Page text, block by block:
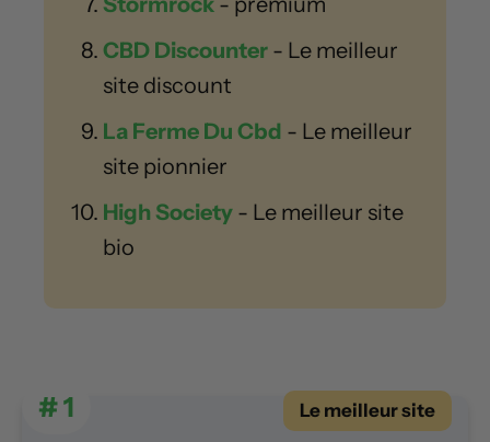
CBD Discounter - Le meilleur
site discount
La Ferme Du Cbd - Le meilleur
site pionnier
High Society - Le meilleur site
bio
# 1 Le meilleur site